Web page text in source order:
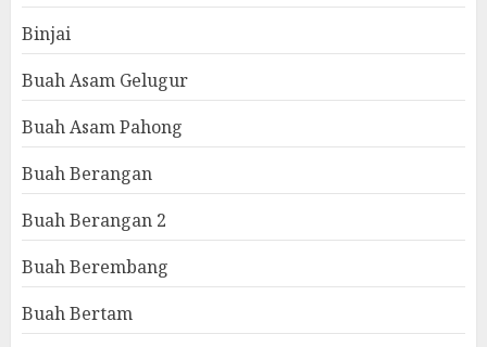
Binjai
Buah Asam Gelugur
Buah Asam Pahong
Buah Berangan
Buah Berangan 2
Buah Berembang
Buah Bertam